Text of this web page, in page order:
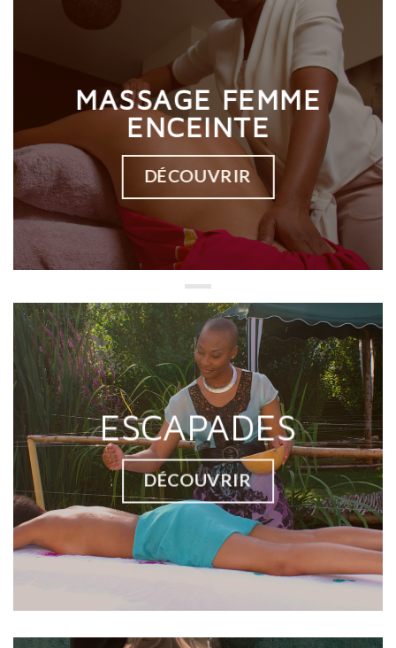
MASSAGE FEMME
ENCEINTE
DÉCOUVRIR
ESCAPADES
DÉCOUVRIR